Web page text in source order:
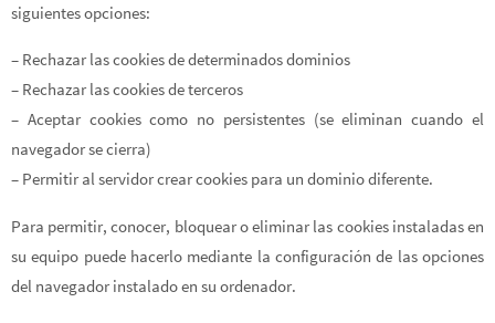
siguientes opciones:
– Rechazar las cookies de determinados dominios
– Rechazar las cookies de terceros
– Aceptar cookies como no persistentes (se eliminan cuando el
navegador se cierra)
– Permitir al servidor crear cookies para un dominio diferente.
Para permitir, conocer, bloquear o eliminar las cookies instaladas en
su equipo puede hacerlo mediante la configuración de las opciones
del navegador instalado en su ordenador.